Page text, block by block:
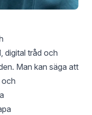
digital tråd och
Man kan säga att
och